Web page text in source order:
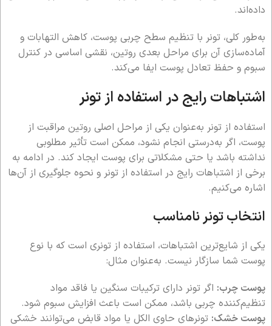
داده‌اند.
به‌طور کلی، تونر با تنظیم سطح چربی پوست، کاهش التهابات و
آماده‌سازی آن برای مراحل بعدی روتین، نقشی اساسی در کنترل
سبوم و حفظ تعادل پوست ایفا می‌کند.
اشتباهات رایج در استفاده از تونر
استفاده از تونر به‌عنوان یکی از مراحل اصلی روتین مراقبت از
پوست، اگر به‌درستی انجام نشود، ممکن است تأثیر مطلوبی
نداشته باشد یا حتی مشکلاتی برای پوست ایجاد کند. در ادامه به
برخی از اشتباهات رایج در استفاده از تونر و نحوه جلوگیری از آن‌ها
اشاره می‌کنیم.
انتخاب تونر نامناسب
یکی از شایع‌ترین اشتباهات، استفاده از تونری است که با نوع
پوست شما سازگار نیست. به‌عنوان مثال:
پوست چرب: اگر تونر دارای ترکیبات سنگین یا فاقد مواد
تنظیم‌کننده چربی باشد، ممکن است باعث افزایش سبوم شود.
پوست خشک: تونرهای حاوی الکل یا مواد قابض می‌توانند خشکی